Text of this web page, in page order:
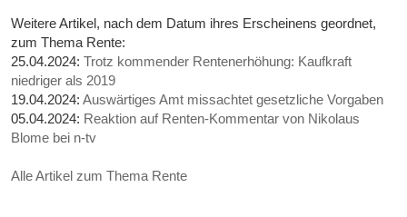
Weitere Artikel, nach dem Datum ihres Erscheinens geordnet,
zum Thema Rente:
25.04.2024:Trotz kommender Rentenerhöhung: Kaufkraft
niedriger als 2019
19.04.2024:Auswärtiges Amt missachtet gesetzliche Vorgaben
05.04.2024: Reaktion auf Renten-Kommentar von Nikolaus
Blome bei n-tv
Alle Artikel zum Thema Rente